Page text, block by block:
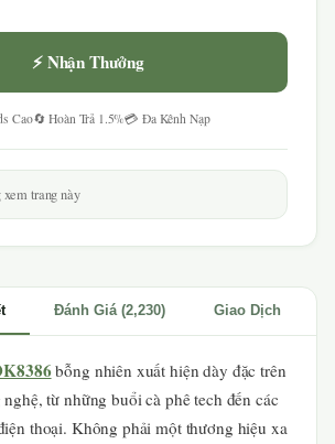
⚡ Nhận Thưởng
Cao🔄 Hoàn Trả 1.5%💳 Đa Kênh Nạp
trang này
Đánh Giá (2,230) Giao Dịch
bỗng nhiên xuất hiện dày đặc trên
từ những buổi cà phê tech đến các
thoại. Không phải một thương hiệu xa